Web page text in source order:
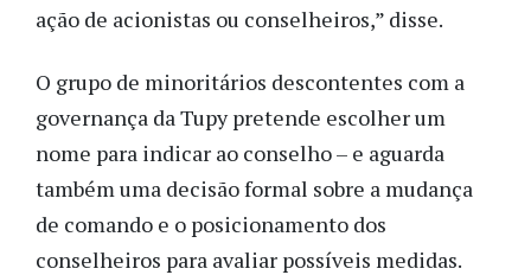
ação de acionistas ou conselheiros,” disse.
O grupo de minoritários descontentes com a
governança da Tupy pretende escolher um
nome para indicar ao conselho – e aguarda
também uma decisão formal sobre a mudança
de comando e o posicionamento dos
conselheiros para avaliar possíveis medidas.